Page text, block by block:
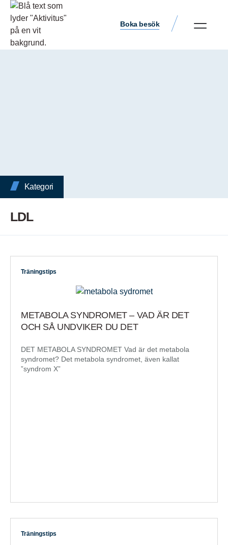
Boka besök
Kategori
LDL
Träningstips
METABOLA SYNDROMET – VAD ÄR DET
OCH SÅ UNDVIKER DU DET
DET METABOLA SYNDROMET Vad är det metabola
syndromet? Det metabola syndromet, även kallat
”syndrom X”
Träningstips